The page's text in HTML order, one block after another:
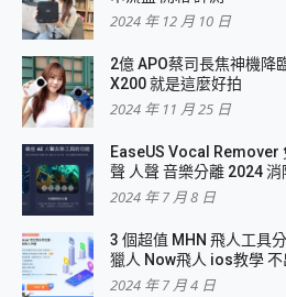
2024 年 12 月 10 日
2億 APO蔡司長焦神機
X200 就是這麼好拍
2024 年 11 月 25 日
EaseUS Vocal Remover
聲 人聲 音樂分離 2024
2024 年 7 月 8 日
3 個超值 MHN 飛人工具
獵人 Now飛人 ios教學
2024 年 7 月 4 日